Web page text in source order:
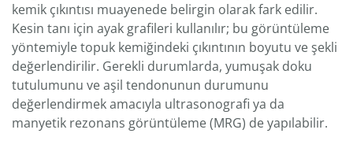
kemik çıkıntısı muayenede belirgin olarak fark edilir.
Kesin tanı için ayak grafileri kullanılır; bu görüntüleme
yöntemiyle topuk kemiğindeki çıkıntının boyutu ve şekli
değerlendirilir. Gerekli durumlarda, yumuşak doku
tutulumunu ve aşil tendonunun durumunu
değerlendirmek amacıyla ultrasonografi ya da
manyetik rezonans görüntüleme (MRG) de yapılabilir.